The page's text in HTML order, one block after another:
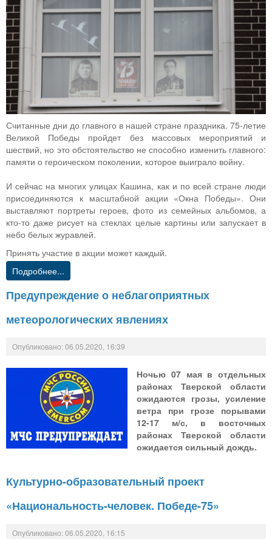
Считанные дни до главного в нашей стране праздника. 75-летие
Великой Победы пройдет без массовых мероприятий и
шествий, но это обстоятельство не способно изменить главного:
памяти о героическом поколении, которое выиграло войну.
И сейчас на многих улицах Кашина, как и по всей стране люди
присоединяются к масштабной акции «Окна Победы». Они
выставляют портреты героев, фото из семейных альбомов, а
кто-то даже рисует на стеклах целые картины или запускает в
небо белых журавлей.
Принять участие в акции может каждый.
Подробнее...
Предупреждение о неблагоприятных
метеорологических явлениях
Опубликовано: 06.05.2020, 16:39
Ночью 07 мая в отдельных
районах Тверской области
ожидаются грозы, усиление
ветра при грозе порывами
12-17 м/с, в восточных
районах Тверской области
ожидается сильный дождь.
Культурно-образовательный проект
«Национальность-человек. Победе-75»
Опубликовано: 06.05.2020, 16:15